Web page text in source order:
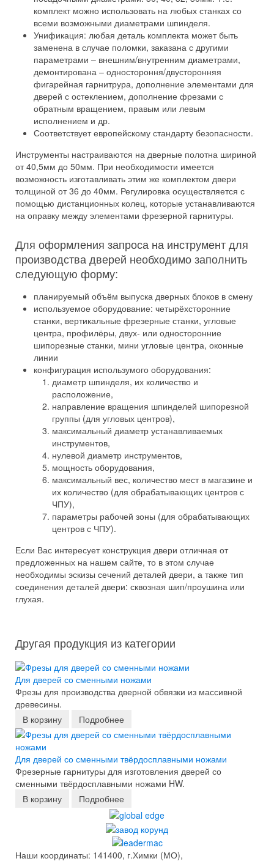
комплект можно использовать на любых станках со
всеми возможными диаметрами шпинделя.
Унификация: любая деталь комплекта может быть
заменена в случае поломки, заказана с другими
параметрами – внешним/внутренним диаметрами,
демонтирована – одностороння/двусторонняя
фигарейная гарнитрура, дополнение элементами для
дверей с остеклением, дополнение фрезами с
обратным вращением, правым или левым
исполнением и др.
Соответствует европейскому стандарту безопасности.
Инструменты настраиваются на дверные полотна шириной
от 40,5мм до 50мм. При необходимости имеется
возможность изготавливать этим же комплектом двери
толщиной от 36 до 40мм. Регулировка осуществляется с
помощью дистанционных колец, которые устанавливаются
на оправку между элементами фрезерной гарнитуры.
Для оформления запроса на инструмент для
производства дверей необходимо заполнить
следующую форму:
планируемый объём выпуска дверных блоков в смену
используемое оборудование: четырёхсторонние
станки, вертикальные фрезерные станки, угловые
центра, профилёры, двух- или односторонние
шипорезные станки, мини угловые центра, оконные
линии
конфигурация использумого оборудования:
диаметр шпинделя, их количество и
расположение,
направление вращения шпинделей шипорезной
группы (для угловых центров),
максимальный диаметр устанавливаемых
инструментов,
нулевой диаметр инструментов,
мощность оборудования,
максимальный вес, количество мест в магазине и
их количество (для обрабатывающих центров с
ЧПУ),
параметры рабочей зоны (для обрабатывающих
центров с ЧПУ).
Если Вас интересует конструкция двери отличная от
предложенных на нашем сайте, то в этом случае
необходимы эскизы сечений деталей двери, а также тип
соединения деталей двери: сквозная шип/проушина или
глухая.
Другая продукция из категории
Для дверей со сменными ножами
Фрезы для производства дверной обвязки из массивной
древесины.
В корзину
Подробнее
Для дверей со сменными твёрдосплавными ножами
Фрезерные гарнитуры для изготовления дверей со
сменными твёрдосплавными ножами HW.
В корзину
Подробнее
Наши координаты: 141400, г.Химки (МО),